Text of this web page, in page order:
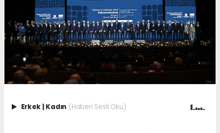
Erkek | Kadın (Haberi Sesli Oku)